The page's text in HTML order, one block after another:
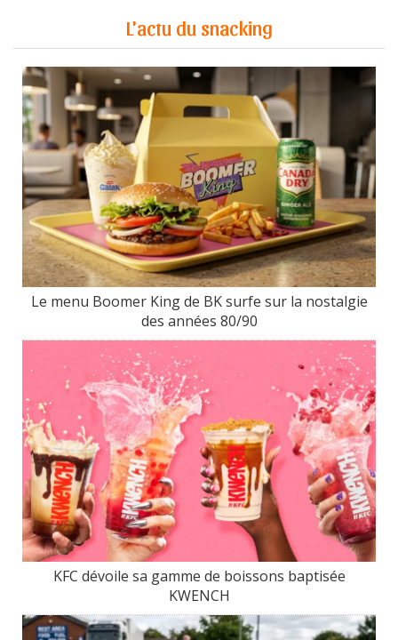
L'actu du snacking
Le menu Boomer King de BK surfe sur la nostalgie
des années 80/90
KFC dévoile sa gamme de boissons baptisée
KWENCH